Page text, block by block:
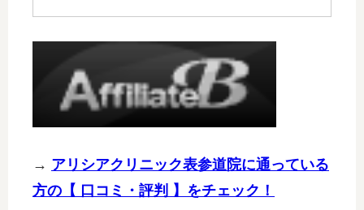
→ アリシアクリニック表参道院に通っている
方の【 口コミ・評判 】をチェック！